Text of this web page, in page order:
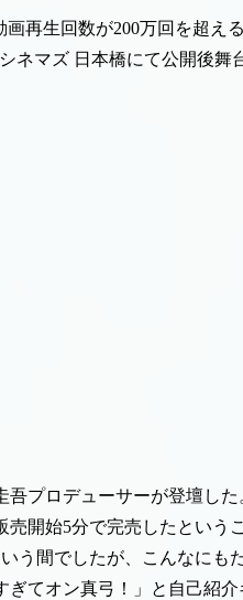
画再生回数が200万回を超え
ネマズ 日本橋にて公開後
吾プロデューサーが登壇した
売開始5分で完売したとい
う間でしたが、こんなにも
ぎてオン真弓！」と自己紹